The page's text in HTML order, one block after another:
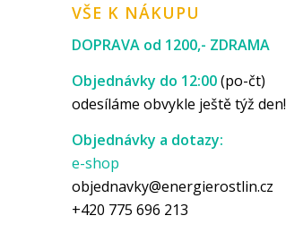
VŠE K NÁKUPU
DOPRAVA od 1200,- ZDRAMA
Objednávky do 12:00(po-čt)
odesíláme obvykle ještě týž den!
Objednávky a dotazy:
e-shop
objednavky@energierostlin.cz
+420 775 696 213